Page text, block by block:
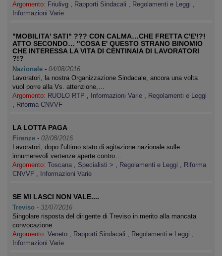
Argomento: Friulivg , Rapporti Sindacali , Regolamenti e Leggi ,
Informazioni Varie
"MOBILITA' SATI" ??? CON CALMA…CHE FRETTA C'E'!?!
ATTO SECONDO… "COSA E' QUESTO STRANO BINOMIO
CHE INTERESSA LA VITA DI CENTINAIA DI LAVORATORI
?!?
Nazionale - 04/08/2016
Lavoratori, la nostra Organizzazione Sindacale, ancora una volta
vuol porre alla Vs. attenzione,…
Argomento: RUOLO RTP , Informazioni Varie , Regolamenti e Leggi
, Riforma CNVVF
LA LOTTA PAGA
Firenze - 02/08/2016
Lavoratori, dopo l’ultimo stato di agitazione nazionale sulle
innumerevoli vertenze aperte contro…
Argomento: Toscana , Specialisti > , Regolamenti e Leggi , Riforma
CNVVF , Informazioni Varie
SE MI LASCI NON VALE....
Treviso - 31/07/2016
Singolare risposta del dirigente di Treviso in merito alla mancata
convocazione
Argomento: Veneto , Rapporti Sindacali , Regolamenti e Leggi ,
Informazioni Varie